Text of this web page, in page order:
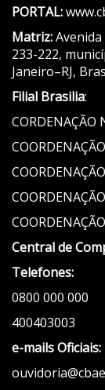
PORTAL:
Matriz:
233-222,
Janeiro–RJ,
Filial Brasilia:
CORDENAÇÃO
Central de
Telefones:
0800 000 000
400403003
e-mails Oficiais: